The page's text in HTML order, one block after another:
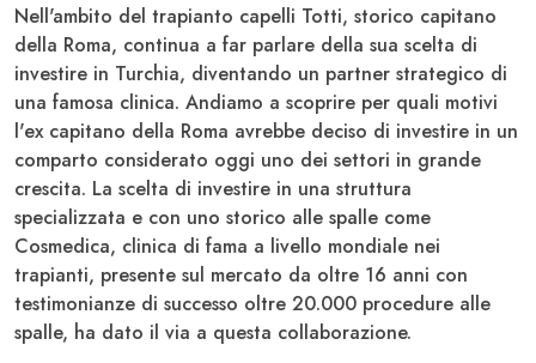
Nell'ambito del trapianto capelli Totti, storico capitano
della Roma, continua a far parlare della sua scelta di
investire in Turchia, diventando un partner strategico di
una famosa clinica. Andiamo a scoprire per quali motivi
l'ex capitano della Roma avrebbe deciso di investire in un
comparto considerato oggi uno dei settori in grande
crescita. La scelta di investire in una struttura
specializzata e con uno storico alle spalle come
Cosmedica, clinica di fama a livello mondiale nei
trapianti, presente sul mercato da oltre 16 anni con
testimonianze di successo oltre 20.000 procedure alle
spalle, ha dato il via a questa collaborazione.